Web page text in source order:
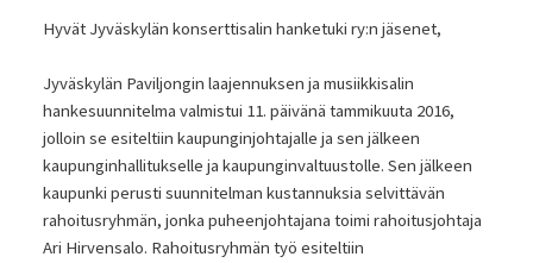
Hyvät Jyväskylän konserttisalin hanketuki ry:n jäsenet,
Jyväskylän Paviljongin laajennuksen ja musiikkisalin
hankesuunnitelma valmistui 11. päivänä tammikuuta 2016,
jolloin se esiteltiin kaupunginjohtajalle ja sen jälkeen
kaupunginhallitukselle ja kaupunginvaltuustolle. Sen jälkeen
kaupunki perusti suunnitelman kustannuksia selvittävän
rahoitusryhmän, jonka puheenjohtajana toimi rahoitusjohtaja
Ari Hirvensalo. Rahoitusryhmän työ esiteltiin